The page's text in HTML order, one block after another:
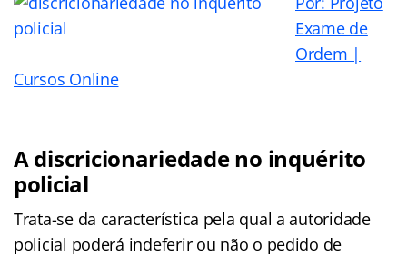
Exame de
Ordem |
Cursos Online
A discricionariedade no inquérito
policial
Trata-se da característica pela qual a autoridade
policial poderá indeferir ou não o pedido de